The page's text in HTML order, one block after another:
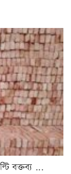
বক্তব্য ...